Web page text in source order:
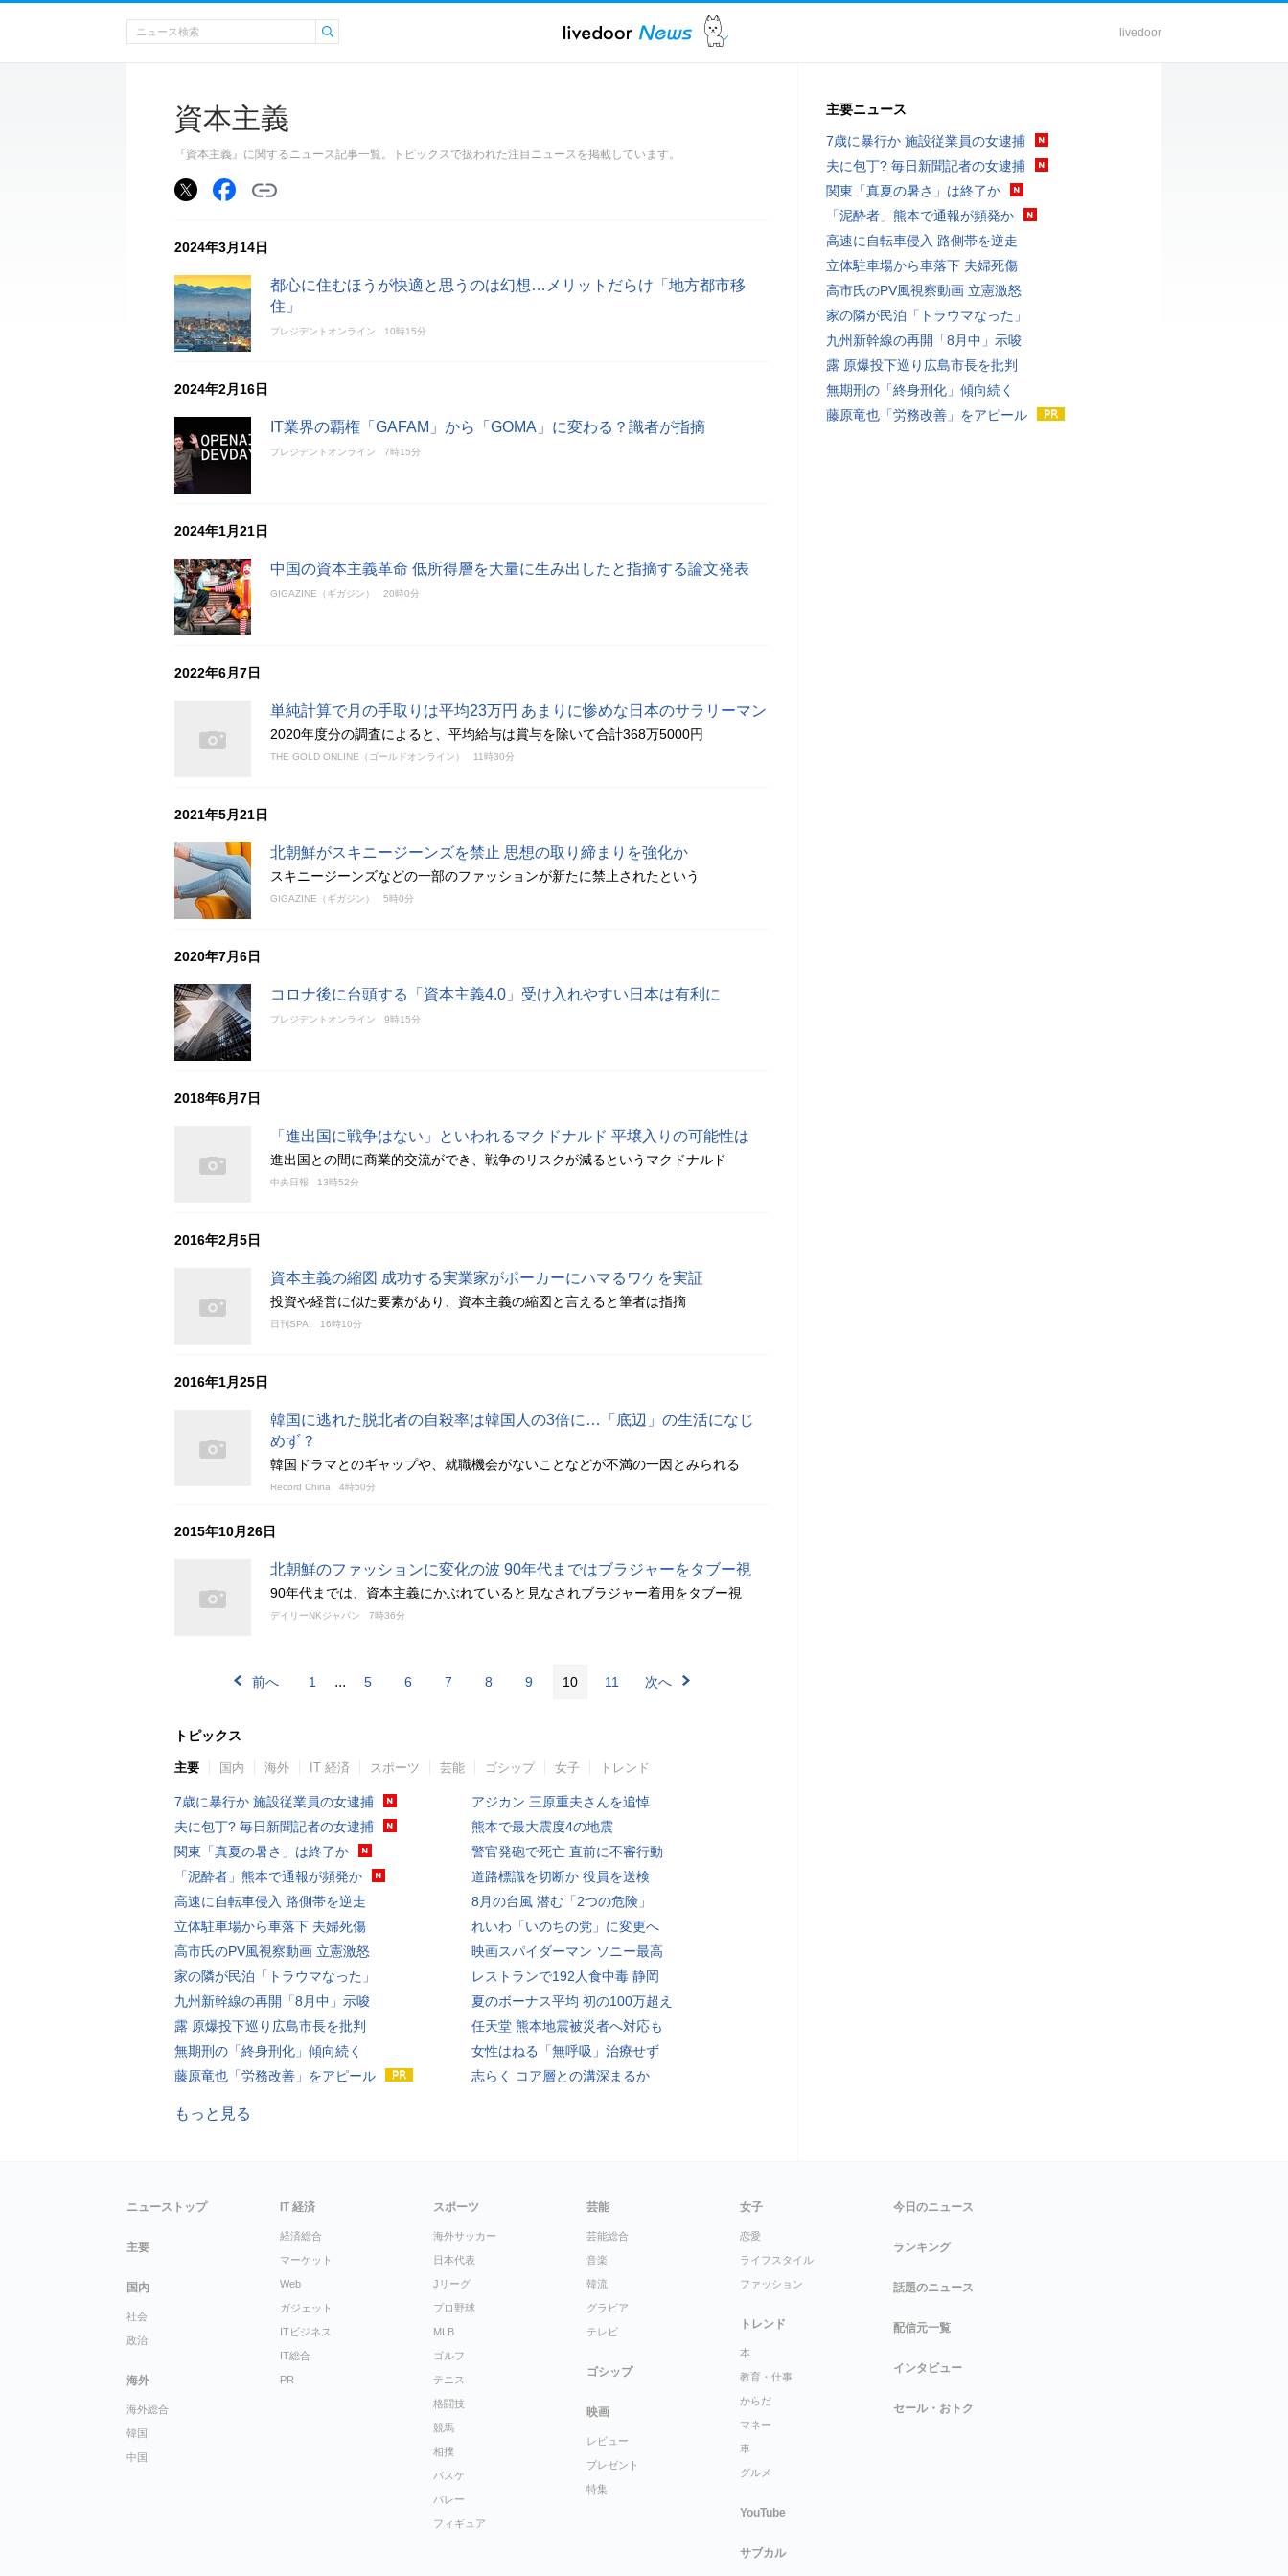
livedoor
資本主義
『資本主義』に関するニュース記事一覧。トピックスで扱われた注目ニュースを掲載しています。
2024年3月14日
都心に住むほうが快適と思うのは幻想…メリットだらけ「地方都市移
住」
プレジデントオンライン 10時15分
2024年2月16日
IT業界の覇権「GAFAM」から「GOMA」に変わる？識者が指摘
プレジデントオンライン 7時15分
2024年1月21日
中国の資本主義革命 低所得層を大量に生み出したと指摘する論文発表
GIGAZINE（ギガジン） 20時0分
2022年6月7日
単純計算で月の手取りは平均23万円 あまりに惨めな日本のサラリーマン
2020年度分の調査によると、平均給与は賞与を除いて合計368万5000円
THE GOLD ONLINE（ゴールドオンライン） 11時30分
2021年5月21日
北朝鮮がスキニージーンズを禁止 思想の取り締まりを強化か
スキニージーンズなどの一部のファッションが新たに禁止されたという
GIGAZINE（ギガジン） 5時0分
2020年7月6日
コロナ後に台頭する「資本主義4.0」受け入れやすい日本は有利に
プレジデントオンライン 9時15分
2018年6月7日
「進出国に戦争はない」といわれるマクドナルド 平壌入りの可能性は
進出国との間に商業的交流ができ、戦争のリスクが減るというマクドナルド
中央日報 13時52分
2016年2月5日
資本主義の縮図 成功する実業家がポーカーにハマるワケを実証
投資や経営に似た要素があり、資本主義の縮図と言えると筆者は指摘
日刊SPA! 16時10分
2016年1月25日
韓国に逃れた脱北者の自殺率は韓国人の3倍に…「底辺」の生活になじ
めず？
韓国ドラマとのギャップや、就職機会がないことなどが不満の一因とみられる
Record China 4時50分
2015年10月26日
北朝鮮のファッションに変化の波 90年代まではブラジャーをタブー視
90年代までは、資本主義にかぶれていると見なされブラジャー着用をタブー視
デイリーNKジャパン 7時36分
前へ 1 ... 5 6 7 8 9 10 11 次へ
トピックス
主要 国内 海外 IT 経済 スポーツ 芸能 ゴシップ 女子 トレンド
7歳に暴行か 施設従業員の女逮捕
夫に包丁? 毎日新聞記者の女逮捕
関東「真夏の暑さ」は終了か
「泥酔者」熊本で通報が頻発か
高速に自転車侵入 路側帯を逆走
立体駐車場から車落下 夫婦死傷
高市氏のPV風視察動画 立憲激怒
家の隣が民泊「トラウマなった」
九州新幹線の再開「8月中」示唆
露 原爆投下巡り広島市長を批判
無期刑の「終身刑化」傾向続く
藤原竜也「労務改善」をアピール
アジカン 三原重夫さんを追悼
熊本で最大震度4の地震
警官発砲で死亡 直前に不審行動
道路標識を切断か 役員を送検
8月の台風 潜む「2つの危険」
れいわ「いのちの党」に変更へ
映画スパイダーマン ソニー最高
レストランで192人食中毒 静岡
夏のボーナス平均 初の100万超え
任天堂 熊本地震被災者へ対応も
女性はねる「無呼吸」治療せず
志らく コア層との溝深まるか
もっと見る
主要ニュース
7歳に暴行か 施設従業員の女逮捕
夫に包丁? 毎日新聞記者の女逮捕
関東「真夏の暑さ」は終了か
「泥酔者」熊本で通報が頻発か
高速に自転車侵入 路側帯を逆走
立体駐車場から車落下 夫婦死傷
高市氏のPV風視察動画 立憲激怒
家の隣が民泊「トラウマなった」
九州新幹線の再開「8月中」示唆
露 原爆投下巡り広島市長を批判
無期刑の「終身刑化」傾向続く
藤原竜也「労務改善」をアピール
ニューストップ
主要
国内
社会
政治
海外
海外総合
韓国
中国
IT 経済
経済総合
マーケット
Web
ガジェット
ITビジネス
IT総合
PR
スポーツ
海外サッカー
日本代表
Jリーグ
プロ野球
MLB
ゴルフ
テニス
格闘技
競馬
相撲
バスケ
バレー
フィギュア
芸能
芸能総合
音楽
韓流
グラビア
テレビ
ゴシップ
映画
レビュー
プレゼント
特集
女子
恋愛
ライフスタイル
ファッション
トレンド
本
教育・仕事
からだ
マネー
車
グルメ
YouTube
サブカル
今日のニュース
ランキング
話題のニュース
配信元一覧
インタビュー
セール・おトク